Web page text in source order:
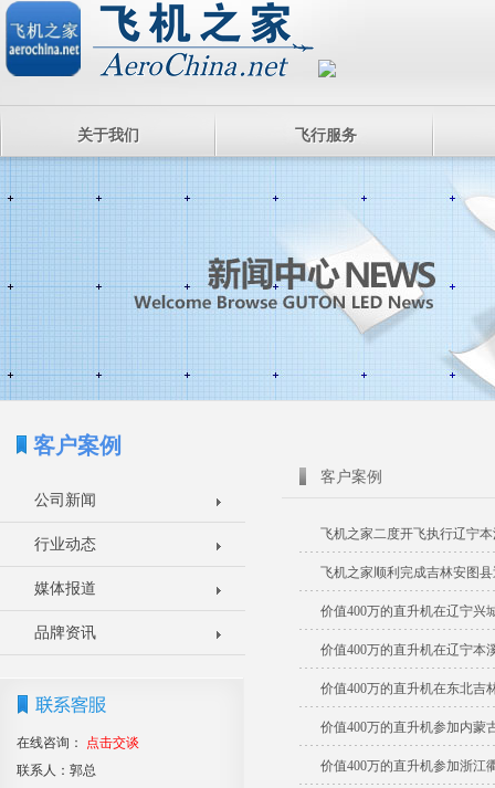
关于我们 飞行服务
客户案例
公司新闻
行业动态
媒体报道
品牌资讯
在线咨询：
点击交谈
联系人：郭总
客户案例
飞机之家二度开飞执行辽宁
飞机之家顺利完成吉林安图
价值400万的直升机在辽宁兴
价值400万的直升机在辽宁本
价值400万的直升机在东北吉
价值400万的直升机参加内蒙
价值400万的直升机参加浙江